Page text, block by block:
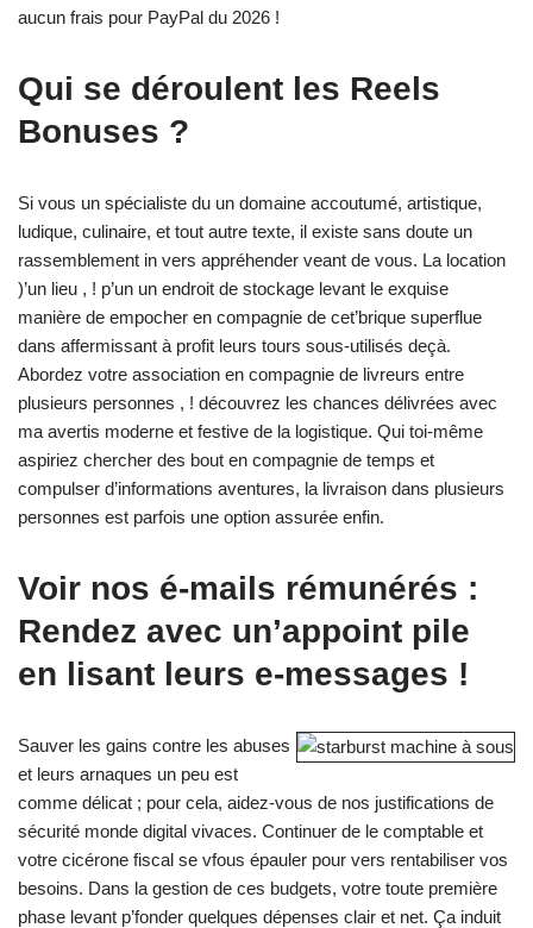
aucun frais pour PayPal du 2026 !
Qui se déroulent les Reels
Bonuses ?
Si vous un spécialiste du un domaine accoutumé, artistique,
ludique, culinaire, et tout autre texte, il existe sans doute un
rassemblement in vers appréhender veant de vous. La location
)’un lieu , ! p’un un endroit de stockage levant le exquise
manière de empocher en compagnie de cet’brique superflue
dans affermissant à profit leurs tours sous-utilisés deçà.
Abordez votre association en compagnie de livreurs entre
plusieurs personnes , ! découvrez les chances délivrées avec
ma avertis moderne et festive de la logistique. Qui toi-même
aspiriez chercher des bout en compagnie de temps et
compulser d’informations aventures, la livraison dans plusieurs
personnes est parfois une option assurée enfin.
Voir nos é-mails rémunérés :
Rendez avec un’appoint pile
en lisant leurs e-messages !
Sauver les gains contre les abuses
et leurs arnaques un peu est
comme délicat ; pour cela, aidez-vous de nos justifications de
sécurité monde digital vivaces. Continuer de le comptable et
votre cicérone fiscal se vfous épauler pour vers rentabiliser vos
besoins. Dans la gestion de ces budgets, votre toute première
phase levant p’fonder quelques dépenses clair et net. Ça induit